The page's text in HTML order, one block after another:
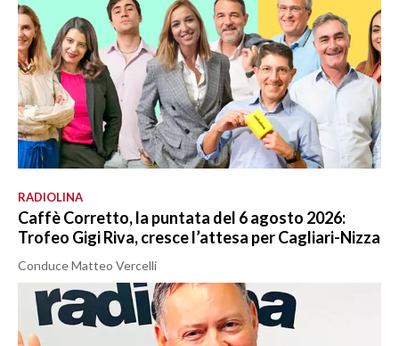
RADIOLINA
Caffè Corretto, la puntata del 6 agosto 2026:
Trofeo Gigi Riva, cresce l’attesa per Cagliari-Nizza
Conduce Matteo Vercelli